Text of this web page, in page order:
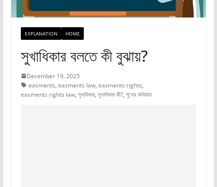
EXPLANATION HOME
সুখাধিকার বলতে কী বুঝায়?
December 19, 2025
easments, easments law, easments rights,
easments rights law, সুখাধিকার, সুখাধিকার কী?, সুখের অধিকার